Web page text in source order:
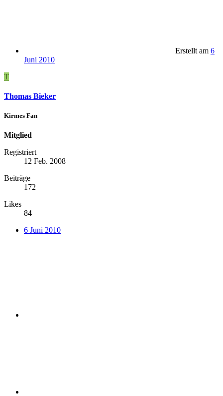
Erstellt am 6
Juni 2010
T
Thomas Bieker
Kirmes Fan
Mitglied
Registriert
12 Feb. 2008
Beiträge
172
Likes
84
6 Juni 2010